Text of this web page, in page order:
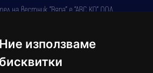
Ние използваме
бисквитки
на вестник "Вяра" е "АВС КО" ООД,
година.
Ботев" 43